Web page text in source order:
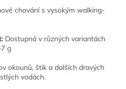
chování s vysokým walking-
Dostupná v různých variantách
g
okounů, štik a dalších dravých
vodách.